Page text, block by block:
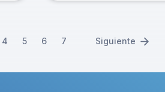
4 5 6 7 Siguiente